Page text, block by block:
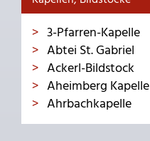
3-Pfarren-Kapelle
Abtei St. Gabriel
Ackerl-Bildstock
Aheimberg Kapelle
Ahrbachkapelle